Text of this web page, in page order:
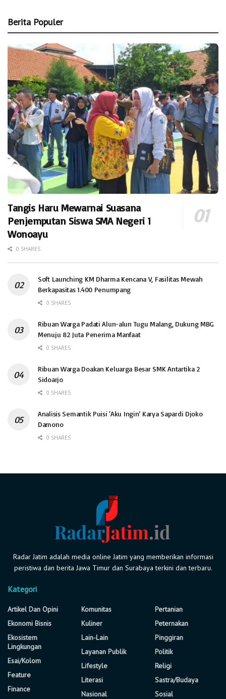
Berita Populer
Tangis Haru Mewarnai Suasana
Penjemputan Siswa SMA Negeri 1
Wonoayu
0 SHARES
Soft Launching KM Dharma Kencana V, Fasilitas Mewah
Berkapasitas 1.400 Penumpang
0 SHARES
Ribuan Warga Padati Alun-alun Tugu Malang, Dukung MBG
Menuju 82 Juta Penerima Manfaat
0 SHARES
Ribuan Warga Doakan Keluarga Besar SMK Antartika 2
Sidoarjo
0 SHARES
Analisis Semantik Puisi ‘Aku Ingin’ Karya Sapardi Djoko
Damono
0 SHARES
Radar Jatim adalah media online Jatim yang memberikan informasi
peristiwa dan berita Jawa Timur dan Surabaya terkini dan terbaru.
Kategori
Artikel Dan Opini
Ekonomi Bisnis
Ekosistem
Lingkungan
Esai/Kolom
Feature
Finance
Komunitas
Kuliner
Lain-Lain
Layanan Publik
Lifestyle
Literasi
Nasional
Pertanian
Peternakan
Pinggiran
Politik
Religi
Sastra/Budaya
Sosial